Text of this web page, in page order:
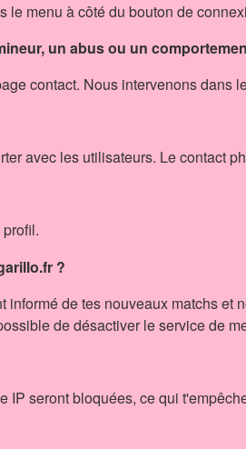
le menu à côté du bouton de
un abus ou un
contact. Nous intervenons dans
avec les utilisateurs. Le contact
?
de tes nouveaux matchs et
de désactiver le service de
seront bloquées, ce qui